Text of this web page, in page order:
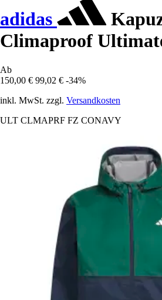
adidas
Climaproof
Ab
150,00 € 99,02 € -34%
inkl. MwSt. zzgl. Versandkosten
ULT CLMAPRF FZ CONAVY